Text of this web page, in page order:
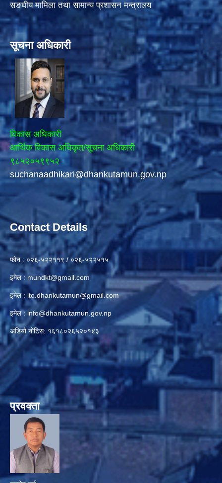
सङघीय मामिला तथा सामान्य प्रशासन मन्त्रालय
सूचना अधिकारी
विकास अधिकारी
आर्थिक विकास अधिकृत/सूचना अधिकारी
९८५२०५९९५२
suchanaadhikari@dhankutamun.gov.np
Contact Details
फोन : ०२६-५२२११९ / ०२६-५२२५१५
इमेल : mundkt@gmail.com
इमेल : ito.dhankutamun@gmail.com
इमेल : info@dhankutamun.gov.np
अडियो नोटिस: १६१८०२६५२०१४३
प्रवक्ता